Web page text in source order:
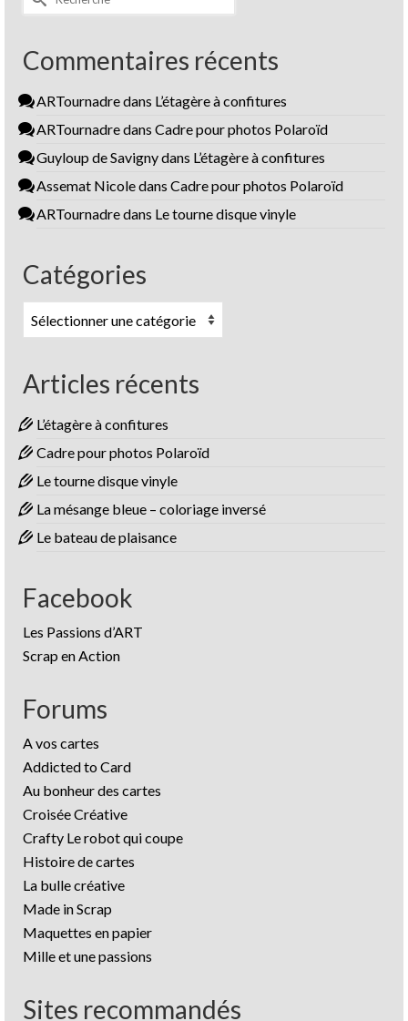
Commentaires récents
ARTournadredans L’étagère à confitures
ARTournadredans Cadre pour photos Polaroïd
Guyloup de Savignydans L’étagère à confitures
Assemat Nicoledans Cadre pour photos Polaroïd
ARTournadredans Le tourne disque vinyle
Catégories
Catégories
Articles récents
L’étagère à confitures
Cadre pour photos Polaroïd
Le tourne disque vinyle
La mésange bleue – coloriage inversé
Le bateau de plaisance
Facebook
Les Passions d’ART
Scrap en Action
Forums
A vos cartes
Addicted to Card
Au bonheur des cartes
Croisée Créative
Crafty Le robot qui coupe
Histoire de cartes
La bulle créative
Made in Scrap
Maquettes en papier
Mille et une passions
Sites recommandés